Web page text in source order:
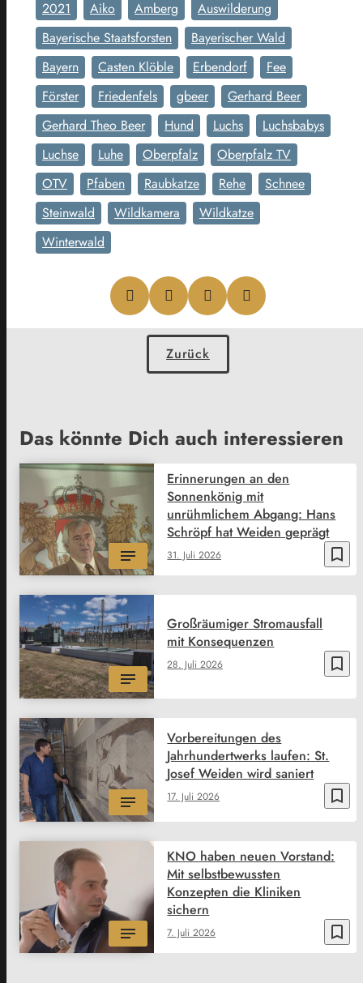
2021 Aiko Amberg
Auswilderung
Bayerische Staatsforsten
Bayerischer Wald
Bayern
Casten Klöble Erbendorf
Fee
Förster
Friedenfels gbeer
Gerhard Beer
Gerhard Theo Beer
Hund Luchs
Luchsbabys
Luchse
Luhe Oberpfalz
Oberpfalz TV
OTV
Pfaben Raubkatze Rehe
Schnee
Steinwald
Wildkamera
Wildkatze
Winterwald
Zurück
Das könnte Dich auch interessieren
bookmark_border
31. Juli 2026
Erinnerungen an den
Sonnenkönig mit
unrühmlichem Abgang: Hans
Schröpf hat Weiden geprägt
bookmark_border
28. Juli 2026
Großräumiger Stromausfall
mit Konsequenzen
bookmark_border
17. Juli 2026
Vorbereitungen des
Jahrhundertwerks laufen: St.
Josef Weiden wird saniert
bookmark_border
7. Juli 2026
KNO haben neuen Vorstand:
Mit selbstbewussten
Konzepten die Kliniken
sichern